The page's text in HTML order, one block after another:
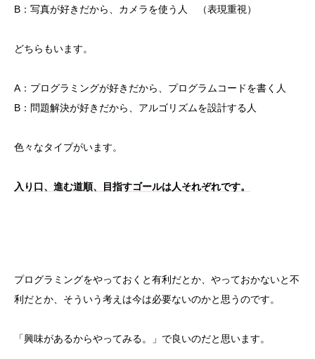
B：写真が好きだから、カメラを使う人 （表現重視）
どちらもいます。
A：プログラミングが好きだから、プログラムコードを書く人
B：問題解決が好きだから、アルゴリズムを設計する人
色々なタイプがいます。
入り口、進む道順、目指すゴールは人それぞれです。
プログラミングをやっておくと有利だとか、やっておかないと不
利だとか、そういう考えは今は必要ないのかと思うのです。
「興味があるからやってみる。」で良いのだと思います。